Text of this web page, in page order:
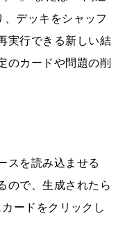
デッキをシャッフ
実行できる新しい結
のカードや問題の削
スを読み込ませる
ので、生成されたら
ードをクリックし